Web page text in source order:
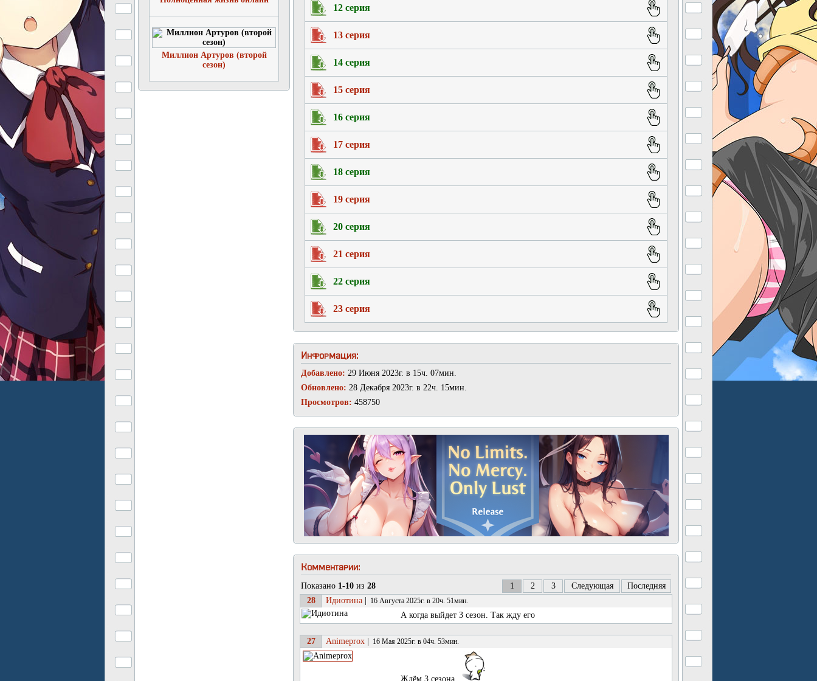
Миллион Артуров (второй
сезон)
12 серия
13 серия
14 серия
15 серия
16 серия
17 серия
18 серия
19 серия
20 серия
21 серия
22 серия
23 серия
Информация:
Добавлено: 29 Июня 2023г. в 15ч. 07мин.
Обновлено: 28 Декабря 2023г. в 22ч. 15мин.
Просмотров: 458750
Комментарии:
Показано 1-10 из 28 1 2 3 Следующая
Последняя
28
Идиотина 16 Августа 2025г. в 20ч. 51мин.
А когда выйдет 3 сезон. Так жду его
27 Animeprox 16 Мая 2025г. в 04ч. 53мин.
Ждём 3 сезона